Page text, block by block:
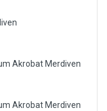
Akrobat Merdiven
Akrobat Merdiven